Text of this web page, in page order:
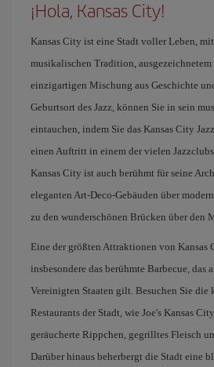
¡Hola, Kansas City!
Kansas City ist eine Stadt voller Leben,
musikalischen Tradition, ausgezeichnetem
einzigartigen Mischung aus Geschichte
Geburtsort des Jazz, können Sie in sein
eintauchen, indem Sie das Kansas City
einen Auftritt in einem der vielen Jazzclubs
Kansas City ist auch berühmt für seine
eleganten Art-Deco-Gebäuden über
zu den wunderschönen Brücken über den
Eine der größten Attraktionen von Kansas
insbesondere das berühmte Barbecue, das
Vereinigten Staaten gilt. Besuchen Sie die
Restaurants der Stadt, wie Joe's Kansas
geräucherte Rippchen, gegrilltes Fleisch
Darüber hinaus beherbergt die Stadt eine